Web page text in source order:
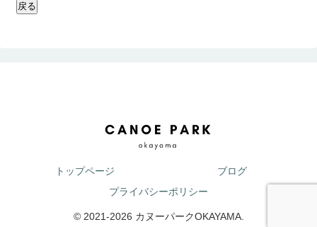
戻る
トップページ
ブログ
プライバシーポリシー
© 2021-2026 カヌーパークOKAYAMA.